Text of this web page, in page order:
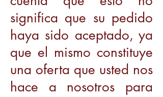
significa que su pedido
haya sido aceptado, ya
que el mismo constituye
una oferta que usted nos
hace a nosotros para